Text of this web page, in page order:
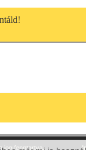
jog fenntartva.